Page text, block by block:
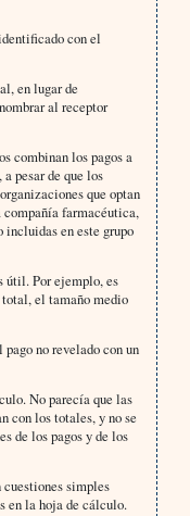
con el
en lugar de
al receptor
combinan los pagos a
pesar de que los
que optan
compañía farmacéutica,
incluidas en este grupo
útil. Por ejemplo, es
el tamaño medio
no revelado con un
No parecía que las
con los totales, y no se
de los pagos y de los
simples
en la hoja de cálculo.